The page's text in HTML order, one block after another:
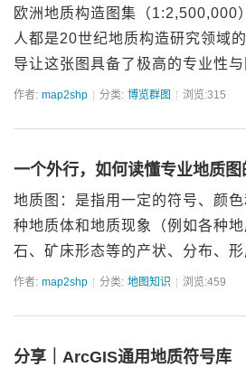
欧洲地质构造图集（1:2,500,000
人都是20世纪地质构造研究领域
导让这张图具备了极高的专业性
欧洲地质构造研究的集大成成果
作者: map2shp 分类: 博览群图 浏览:315
一个外行，如何读懂专业地质图
地质图：是指用一定的符号、颜
种地质体和地质现象（例如各种
石、矿床形态等的产状、分布、形
按一定比例尺综合概括地投影到地
作者: map2shp 分类: 地图知识 浏览:459
分享｜ArcGIS通用地质符号库